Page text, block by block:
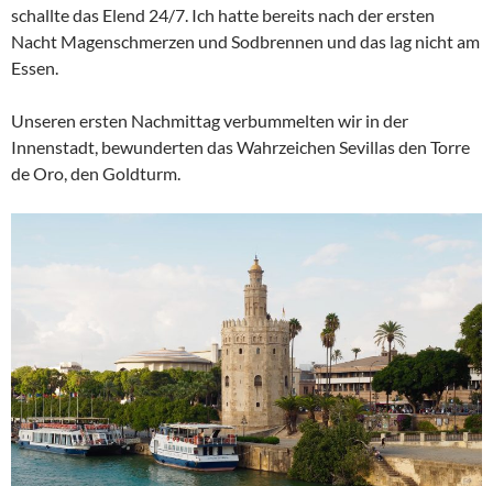
schallte das Elend 24/7. Ich hatte bereits nach der ersten
Nacht Magenschmerzen und Sodbrennen und das lag nicht am
Essen.
Unseren ersten Nachmittag verbummelten wir in der
Innenstadt, bewunderten das Wahrzeichen Sevillas den Torre
de Oro, den Goldturm.